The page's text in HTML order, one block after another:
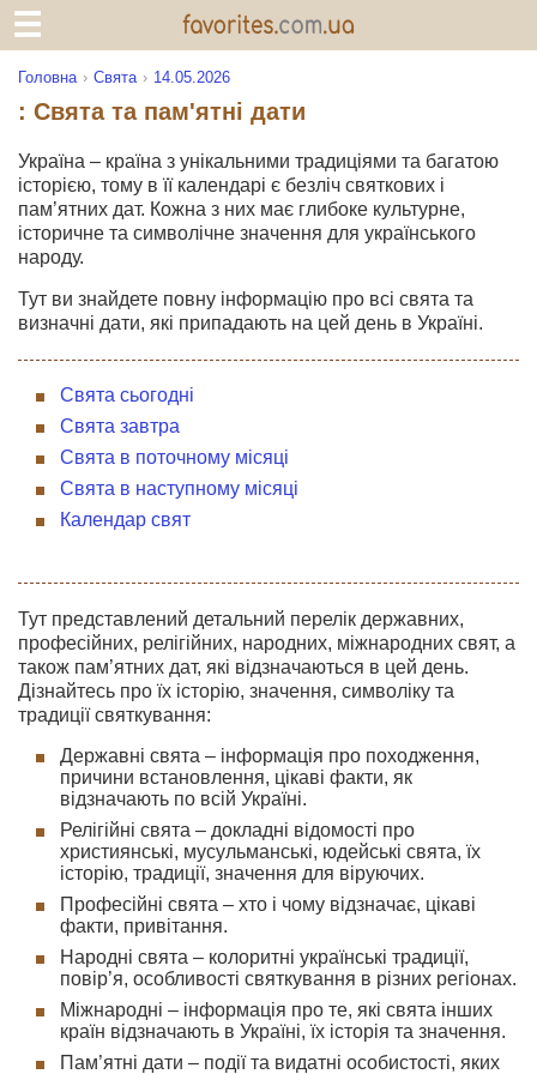
Головна Свята 14.05.2026
: Свята та пам'ятні дати
Україна – країна з унікальними традиціями та багатою
історією, тому в її календарі є безліч святкових і
пам’ятних дат. Кожна з них має глибоке культурне,
історичне та символічне значення для українського
народу.
Тут ви знайдете повну інформацію про всі свята та
визначні дати, які припадають на цей день в Україні.
Свята сьогодні
Свята завтра
Свята в поточному місяці
Свята в наступному місяці
Календар свят
Тут представлений детальний перелік державних,
професійних, релігійних, народних, міжнародних свят, а
також пам’ятних дат, які відзначаються в цей день.
Дізнайтесь про їх історію, значення, символіку та
традиції святкування:
Державні свята – інформація про походження,
причини встановлення, цікаві факти, як
відзначають по всій Україні.
Релігійні свята – докладні відомості про
християнські, мусульманські, юдейські свята, їх
історію, традиції, значення для віруючих.
Професійні свята – хто і чому відзначає, цікаві
факти, привітання.
Народні свята – колоритні українські традиції,
повір’я, особливості святкування в різних регіонах.
Міжнародні – інформація про те, які свята інших
країн відзначають в Україні, їх історія та значення.
Пам’ятні дати – події та видатні особистості, яких